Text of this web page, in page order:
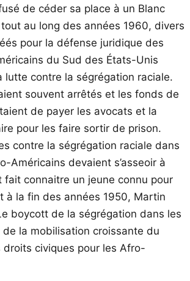
de céder sa place à un Blanc
au long des années 1960, divers
pour la défense juridique des
du Sud des États-Unis
lutte contre la ségrégation raciale.
souvent arrêtés et les fonds de
de payer les avocats et la
pour les faire sortir de prison.
contre la ségrégation raciale dans
Américains devaient s’asseoir à
fait connaitre un jeune connu pour
à la fin des années 1950, Martin
boycott de la ségrégation dans les
la mobilisation croissante du
droits civiques pour les Afro-